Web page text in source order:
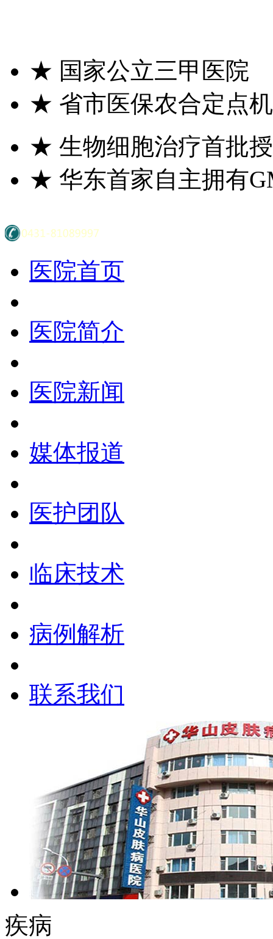
★ 国家公立三甲医院
★ 省市医保农合定点
★ 生物细胞治疗首批
★ 华东首家自主拥有
医院首页
医院简介
医院新闻
媒体报道
医护团队
临床技术
病例解析
联系我们
疾病